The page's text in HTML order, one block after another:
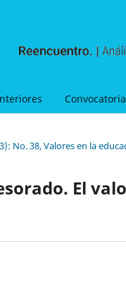
No. 38, Valores en la
El